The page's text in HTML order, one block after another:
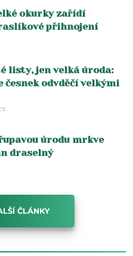
okurky zařídí
přihnojení
listy, jen velká úroda:
česnek odvděčí velkými
úrodu mrkve
draselný
ČLÁNKY